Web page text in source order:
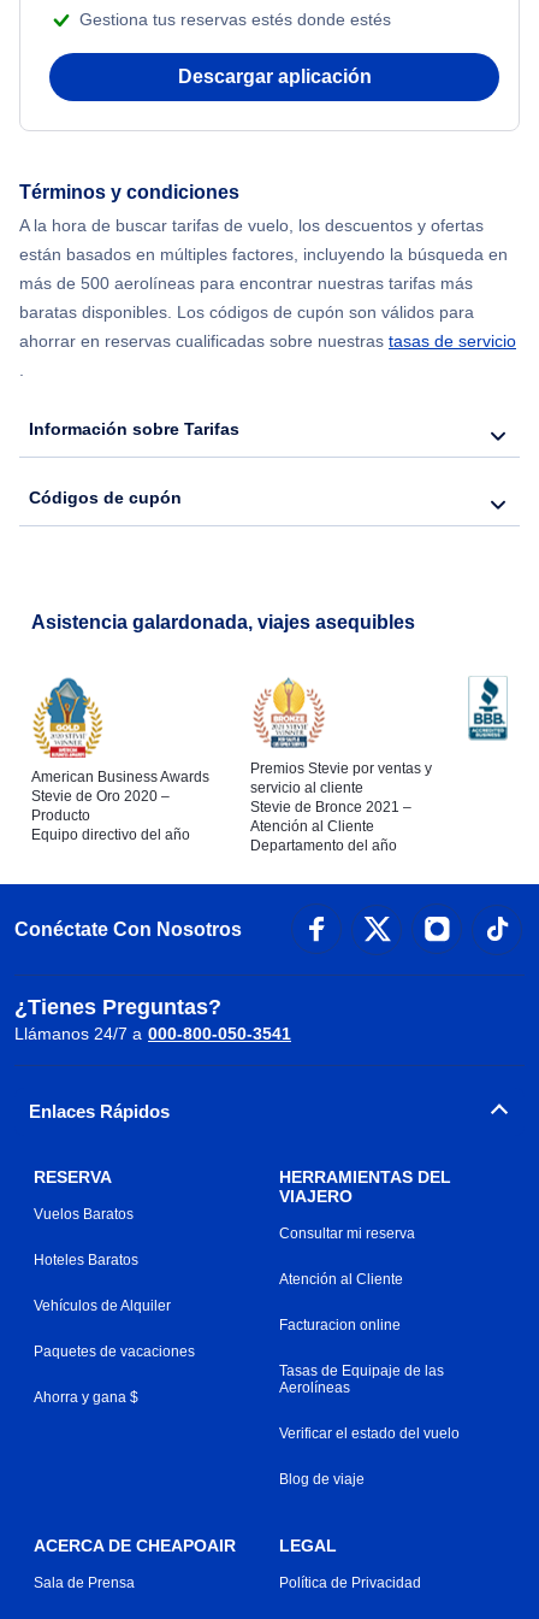
Flights from Nueva York to Atenas
Flights from Shanghai to Nueva York
Flights from Delhi to Nueva York
Flights from Chicago to Delhi
Flights from Nueva York to Hong Kong
Flights from Nueva York to Lisboa
Gestiona tus reservas estés donde estés
Descargar aplicación
Términos y condiciones
A la hora de buscar tarifas de vuelo, los descuentos y ofertas
están basados en múltiples factores, incluyendo la búsqueda en
más de 500 aerolíneas para encontrar nuestras tarifas más
baratas disponibles. Los códigos de cupón son válidos para
ahorrar en reservas cualificadas sobre nuestras tasas de servicio
.
Información sobre Tarifas
Códigos de cupón
Asistencia galardonada, viajes asequibles
American Business Awards
Stevie de Oro 2020 –
Producto
Equipo directivo del año
Premios Stevie por ventas y
servicio al cliente
Stevie de Bronce 2021 –
Atención al Cliente
Departamento del año
Conéctate Con Nosotros
¿Tienes Preguntas?
Llámanos 24/7 a 000-800-050-3541
Enlaces Rápidos
RESERVA
Vuelos Baratos
Hoteles Baratos
Vehículos de Alquiler
Paquetes de vacaciones
Ahorra y gana $
HERRAMIENTAS DEL
VIAJERO
Consultar mi reserva
Atención al Cliente
Facturacion online
Tasas de Equipaje de las
Aerolíneas
Verificar el estado del vuelo
Blog de viaje
ACERCA DE CHEAPOAIR
Sala de Prensa
LEGAL
Política de Privacidad